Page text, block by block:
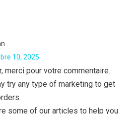
10, 2025
merci pour votre commentaire.
try any type of marketing to get
some of our articles to help you